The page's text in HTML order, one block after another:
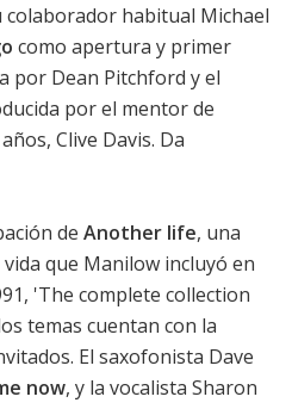
habitual Michael
como apertura y primer
por Dean Pitchford y el
por el mentor de
Clive Davis. Da
de Another life, una
que Manilow incluyó en
'The complete collection
temas cuentan con la
El saxofonista Dave
now, y la vocalista Sharon